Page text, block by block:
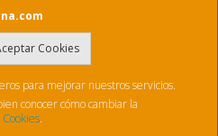
Cookies
para mejorar nuestros servicios.
conocer cómo cambiar la
.
20:00
B70410436 - Tfno: